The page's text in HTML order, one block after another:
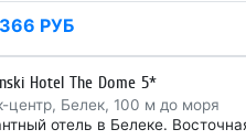
РУБ
Hotel The Dome 5*
центр, Белек, 100 м до моря
отель в Белеке.